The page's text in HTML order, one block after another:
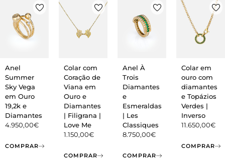
Anel
Summer
Sky Vega
em Ouro
19,2k e
Diamantes
4.950,00€
COMPRAR
Colar com
Coração de
Viana em
Ouro e
Diamantes
| Filigrana |
Love Me
1.150,00€
COMPRAR
Anel À
Trois
Diamantes
e
Esmeraldas
| Les
Classiques
8.750,00€
COMPRAR
Colar em
ouro com
diamantes
e Topázios
Verdes |
Inverso
11.650,00€
COMPRAR